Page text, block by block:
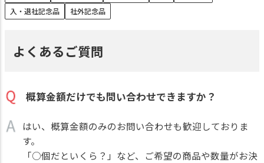
入・退社記念品
社外記念品
よくあるご質問
概算金額だけでも問い合わせできますか？
はい、概算金額のみのお問い合わせも歓迎しておりま
す。
「○個だといくら？」など、ご希望の商品や数量がお決